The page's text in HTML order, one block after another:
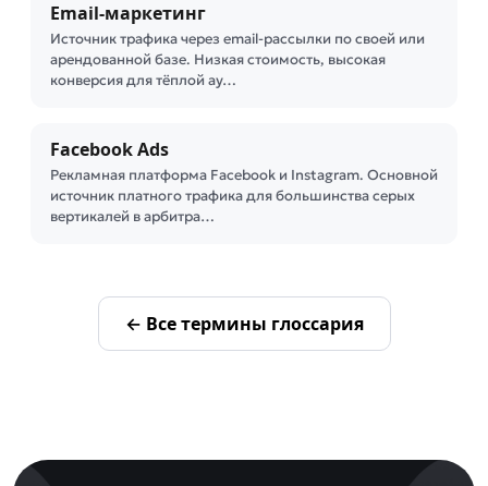
Email-маркетинг
Источник трафика через email-рассылки по своей или
арендованной базе. Низкая стоимость, высокая
конверсия для тёплой ау…
Facebook Ads
Рекламная платформа Facebook и Instagram. Основной
источник платного трафика для большинства серых
вертикалей в арбитра…
← Все термины глоссария